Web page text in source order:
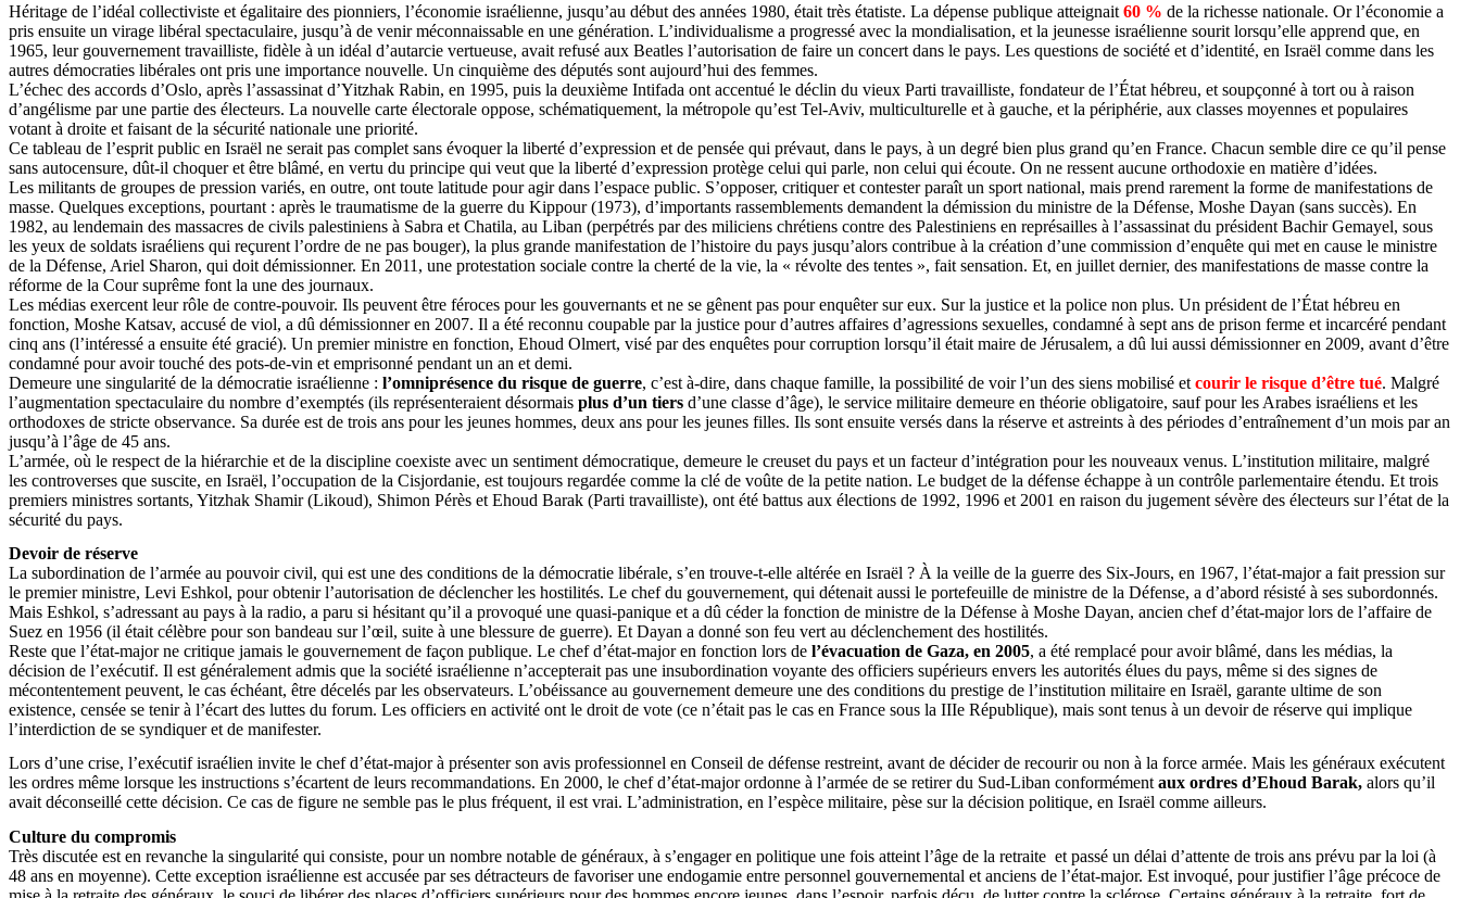
Héritage de l’idéal collectiviste et égalitaire des pionniers, l’économie israélienne, jusqu’au début des années 1980, était très étatiste. La dépense publique atteignait 60 % de la richesse nationale. Or l’économie a
pris ensuite un virage libéral spectaculaire, jusqu’à de venir méconnaissable en une génération. L’individualisme a progressé avec la mondialisation, et la jeunesse israélienne sourit lorsqu’elle apprend que, en
1965, leur gouvernement travailliste, fidèle à un idéal d’autarcie vertueuse, avait refusé aux Beatles l’autorisation de faire un concert dans le pays. Les questions de société et d’identité, en Israël comme dans les
autres démocraties libérales ont pris une importance nouvelle. Un cinquième des députés sont aujourd’hui des femmes.
L’échec des accords d’Oslo, après l’assassinat d’Yitzhak Rabin, en 1995, puis la deuxième Intifada ont accentué le déclin du vieux Parti travailliste, fondateur de l’État hébreu, et soupçonné à tort ou à raison
d’angélisme par une partie des électeurs. La nouvelle carte électorale oppose, schématiquement, la métropole qu’est Tel-Aviv, multiculturelle et à gauche, et la périphérie, aux classes moyennes et populaires
votant à droite et faisant de la sécurité nationale une priorité.
Ce tableau de l’esprit public en Israël ne serait pas complet sans évoquer la liberté d’expression et de pensée qui prévaut, dans le pays, à un degré bien plus grand qu’en France. Chacun semble dire ce qu’il pense
sans autocensure, dût-il choquer et être blâmé, en vertu du principe qui veut que la liberté d’expression protège celui qui parle, non celui qui écoute. On ne ressent aucune orthodoxie en matière d’idées.
Les militants de groupes de pression variés, en outre, ont toute latitude pour agir dans l’espace public. S’opposer, critiquer et contester paraît un sport national, mais prend rarement la forme de manifestations de
masse. Quelques exceptions, pourtant : après le traumatisme de la guerre du Kippour (1973), d’importants rassemblements demandent la démission du ministre de la Défense, Moshe Dayan (sans succès). En
1982, au lendemain des massacres de civils palestiniens à Sabra et Chatila, au Liban (perpétrés par des miliciens chrétiens contre des Palestiniens en représailles à l’assassinat du président Bachir Gemayel, sous
les yeux de soldats israéliens qui reçurent l’ordre de ne pas bouger), la plus grande manifestation de l’histoire du pays jusqu’alors contribue à la création d’une commission d’enquête qui met en cause le ministre
de la Défense, Ariel Sharon, qui doit démissionner. En 2011, une protestation sociale contre la cherté de la vie, la « révolte des tentes », fait sensation. Et, en juillet dernier, des manifestations de masse contre la
réforme de la Cour suprême font la une des journaux.
Les médias exercent leur rôle de contre-pouvoir. Ils peuvent être féroces pour les gouvernants et ne se gênent pas pour enquêter sur eux. Sur la justice et la police non plus. Un président de l’État hébreu en
fonction, Moshe Katsav, accusé de viol, a dû démissionner en 2007. Il a été reconnu coupable par la justice pour d’autres affaires d’agressions sexuelles, condamné à sept ans de prison ferme et incarcéré pendant
cinq ans (l’intéressé a ensuite été gracié). Un premier ministre en fonction, Ehoud Olmert, visé par des enquêtes pour corruption lorsqu’il était maire de Jérusalem, a dû lui aussi démissionner en 2009, avant d’être
condamné pour avoir touché des pots-de-vin et emprisonné pendant un an et demi.
Demeure une singularité de la démocratie israélienne : l’omniprésence du risque de guerre, c’est à-dire, dans chaque famille, la possibilité de voir l’un des siens mobilisé et courir le risque d’être tué. Malgré
l’augmentation spectaculaire du nombre d’exemptés (ils représenteraient désormais plus d’un tiers d’une classe d’âge), le service militaire demeure en théorie obligatoire, sauf pour les Arabes israéliens et les
orthodoxes de stricte observance. Sa durée est de trois ans pour les jeunes hommes, deux ans pour les jeunes filles. Ils sont ensuite versés dans la réserve et astreints à des périodes d’entraînement d’un mois par an
jusqu’à l’âge de 45 ans.
L’armée, où le respect de la hiérarchie et de la discipline coexiste avec un sentiment démocratique, demeure le creuset du pays et un facteur d’intégration pour les nouveaux venus. L’institution militaire, malgré
les controverses que suscite, en Israël, l’occupation de la Cisjordanie, est toujours regardée comme la clé de voûte de la petite nation. Le budget de la défense échappe à un contrôle parlementaire étendu. Et trois
premiers ministres sortants, Yitzhak Shamir (Likoud), Shimon Pérès et Ehoud Barak (Parti travailliste), ont été battus aux élections de 1992, 1996 et 2001 en raison du jugement sévère des électeurs sur l’état de la
sécurité du pays.
Devoir de réserve
La subordination de l’armée au pouvoir civil, qui est une des conditions de la démocratie libérale, s’en trouve-t-elle altérée en Israël ? À la veille de la guerre des Six-Jours, en 1967, l’état-major a fait pression sur
le premier ministre, Levi Eshkol, pour obtenir l’autorisation de déclencher les hostilités. Le chef du gouvernement, qui détenait aussi le portefeuille de ministre de la Défense, a d’abord résisté à ses subordonnés.
Mais Eshkol, s’adressant au pays à la radio, a paru si hésitant qu’il a provoqué une quasi-panique et a dû céder la fonction de ministre de la Défense à Moshe Dayan, ancien chef d’état-major lors de l’affaire de
Suez en 1956 (il était célèbre pour son bandeau sur l’œil, suite à une blessure de guerre). Et Dayan a donné son feu vert au déclenchement des hostilités.
Reste que l’état-major ne critique jamais le gouvernement de façon publique. Le chef d’état-major en fonction lors de l’évacuation de Gaza, en 2005, a été remplacé pour avoir blâmé, dans les médias, la
décision de l’exécutif. Il est généralement admis que la société israélienne n’accepterait pas une insubordination voyante des officiers supérieurs envers les autorités élues du pays, même si des signes de
mécontentement peuvent, le cas échéant, être décelés par les observateurs. L’obéissance au gouvernement demeure une des conditions du prestige de l’institution militaire en Israël, garante ultime de son
existence, censée se tenir à l’écart des luttes du forum. Les officiers en activité ont le droit de vote (ce n’était pas le cas en France sous la IIIe République), mais sont tenus à un devoir de réserve qui implique
l’interdiction de se syndiquer et de manifester.
Lors d’une crise, l’exécutif israélien invite le chef d’état-major à présenter son avis professionnel en Conseil de défense restreint, avant de décider de recourir ou non à la force armée. Mais les généraux exécutent
les ordres même lorsque les instructions s’écartent de leurs recommandations. En 2000, le chef d’état-major ordonne à l’armée de se retirer du Sud-Liban conformément aux ordres d’Ehoud Barak, alors qu’il
avait déconseillé cette décision. Ce cas de figure ne semble pas le plus fréquent, il est vrai. L’administration, en l’espèce militaire, pèse sur la décision politique, en Israël comme ailleurs.
Culture du compromis
Très discutée est en revanche la singularité qui consiste, pour un nombre notable de généraux, à s’engager en politique une fois atteint l’âge de la retraite et passé un délai d’attente de trois ans prévu par la loi (à
48 ans en moyenne). Cette exception israélienne est accusée par ses détracteurs de favoriser une endogamie entre personnel gouvernemental et anciens de l’état-major. Est invoqué, pour justifier l’âge précoce de